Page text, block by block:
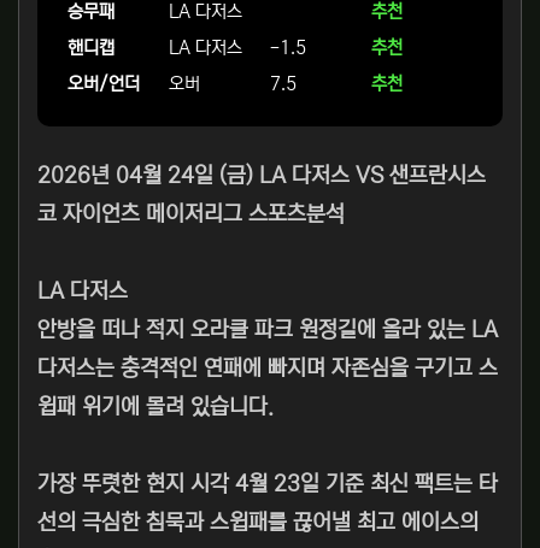
승무패 LA 다저스
추천
핸디캡
LA 다저스 -1.5
추천
오버/언더
오버 7.5 추천
2026년 04월 24일 (금) LA 다저스 VS 샌프란시스
코 자이언츠 메이저리그 스포츠분석
LA 다저스
안방을 떠나 적지 오라클 파크 원정길에 올라 있는 LA
다저스는 충격적인 연패에 빠지며 자존심을 구기고 스
윕패 위기에 몰려 있습니다.
가장 뚜렷한 현지 시각 4월 23일 기준 최신 팩트는 타
선의 극심한 침묵과 스윕패를 끊어낼 최고 에이스의